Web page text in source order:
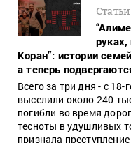
Статьи
Коран”: истории
а теперь
Всего за три дня - с
выселили около 240
погибли во время
тесноты в удушливых
признала